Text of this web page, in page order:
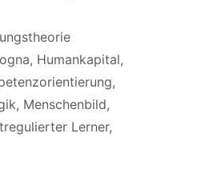
, Humankapital,
,
, Menschenbild,
Lerner,